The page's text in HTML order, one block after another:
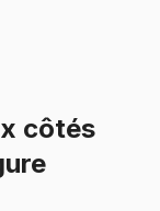
côtés
.